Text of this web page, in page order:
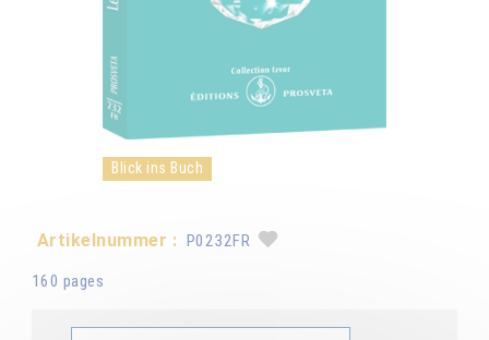
Blick ins Buch
Artikelnummer : P0232FR
160 pages